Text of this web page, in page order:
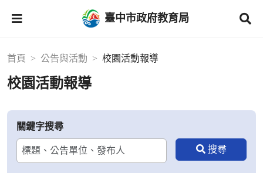
臺中市政府教育局
首頁 公告與活動 校園活動報導
校園活動報導
關鍵字搜尋